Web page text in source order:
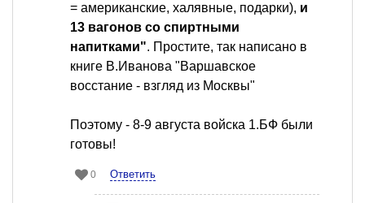
= американские, халявные, подарки), и
13 вагонов со спиртными
напитками". Простите, так написано в
книге В.Иванова "Варшавское
восстание - взгляд из Москвы"
Поэтому - 8-9 августа войска 1.БФ были
готовы!
0 Ответить